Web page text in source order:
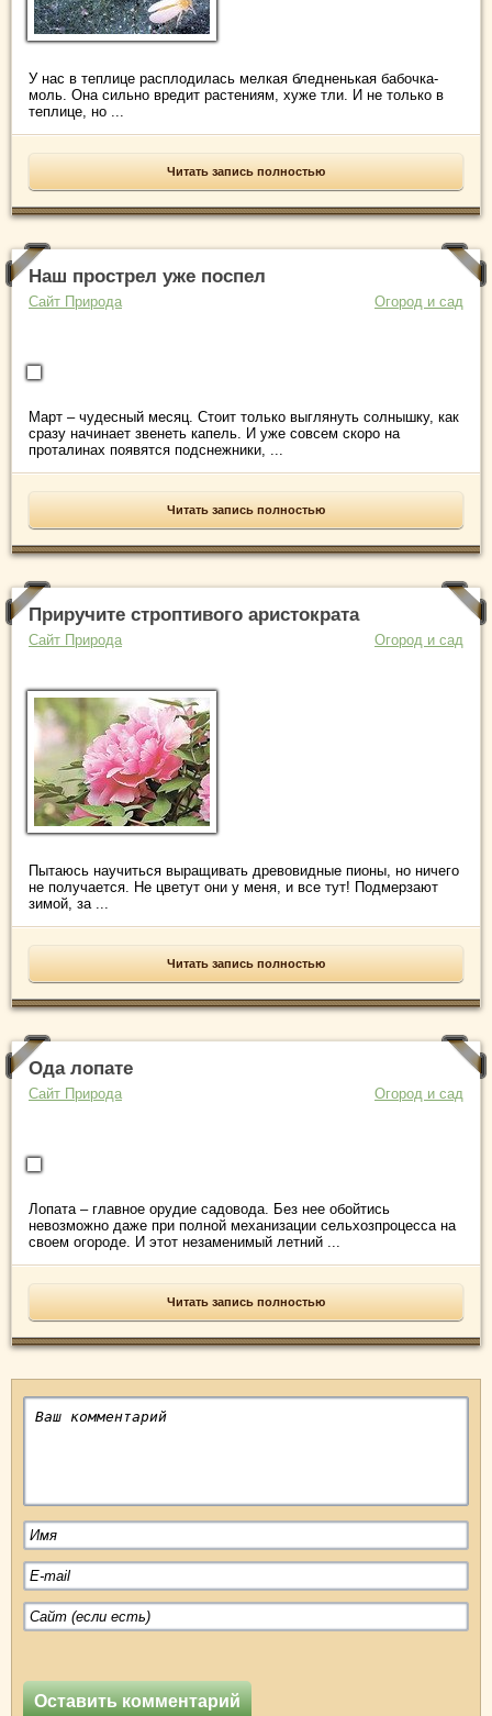
У нас в теплице расплодилась мелкая бледненькая бабочка-
моль. Она сильно вредит растениям, хуже тли. И не только в
теплице, но ...
Читать запись полностью
Наш прострел уже поспел
Сайт Природа Огород и сад
Март – чудесный месяц. Стоит только выглянуть солнышку, как
сразу начинает звенеть капель. И уже совсем скоро на
проталинах появятся подснежники, ...
Читать запись полностью
Приручите строптивого аристократа
Сайт Природа Огород и сад
Пытаюсь научиться выращивать древовидные пионы, но ничего
не получается. Не цветут они у меня, и все тут! Подмерзают
зимой, за ...
Читать запись полностью
Ода лопате
Сайт Природа Огород и сад
Лопата – главное орудие садовода. Без нее обойтись
невозможно даже при полной механизации сельхозпроцесса на
своем огороде. И этот незаменимый летний ...
Читать запись полностью